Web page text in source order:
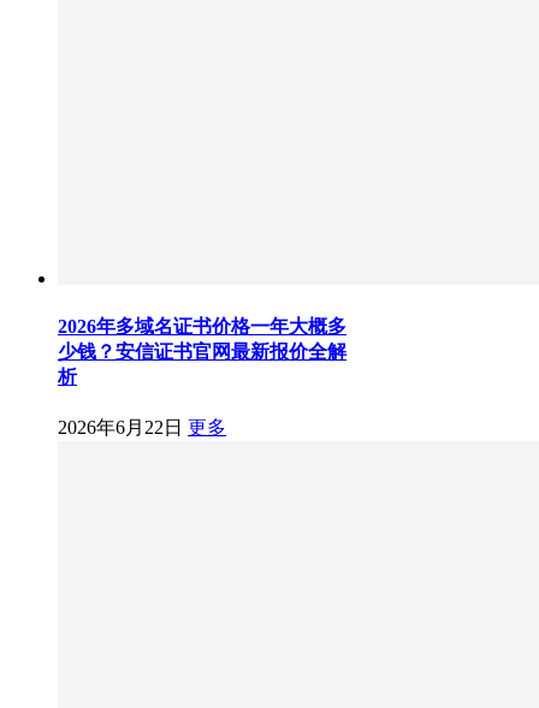
2026年多域名证书价格一年大概多
少钱？安信证书官网最新报价全解
析
2026年6月22日 更多